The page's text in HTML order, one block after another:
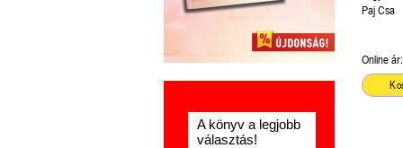
A könyv a legjobb
választás!
és Kutya
Paj Csa
Online ár: